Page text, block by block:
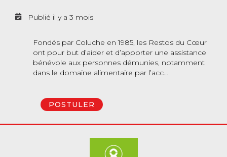
Publié il y a 3 mois
Fondés par Coluche en 1985, les Restos du Cœur
ont pour but d’aider et d’apporter une assistance
bénévole aux personnes démunies, notamment
dans le domaine alimentaire par l’acc…
POSTULER